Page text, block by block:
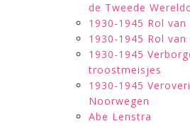
de Tweede
1930-1945 Rol
1930-1945 Rol van
1930-1945
troostmeisjes
1930-1945
Noorwegen
Abe Lenstra